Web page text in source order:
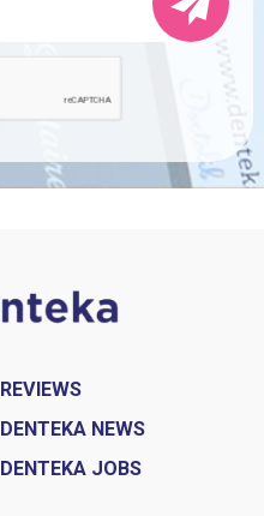
REVIEWS
DENTEKA NEWS
DENTEKA JOBS